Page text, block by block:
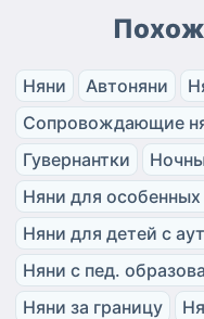
Няни Автоняни
Сопровождающие
Гувернантки
Няни для особенных
Няни для детей с
Няни с пед.
Няни за границу